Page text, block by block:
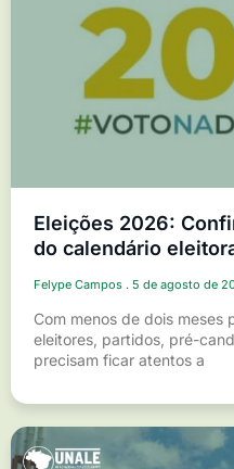
Eleições 2026:
do calendário
Felype Campos 5 de agosto de
Com menos de dois meses
eleitores, partidos, pré-
precisam ficar atentos a